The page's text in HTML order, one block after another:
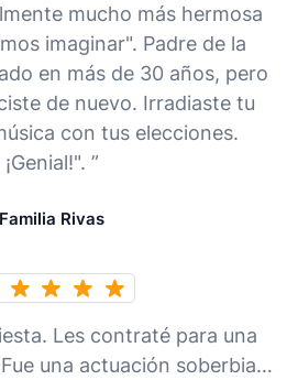
mucho más hermosa
imaginar". Padre de la
en más de 30 años, pero
de nuevo. Irradiaste tu
con tus elecciones.
¡Genial!". ”
Familia Rivas
Les contraté para una
una actuación soberbia…